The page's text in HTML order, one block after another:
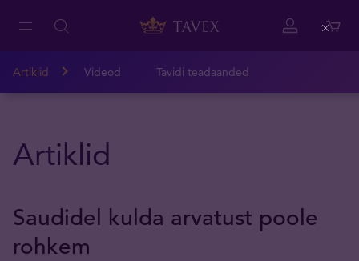
Artiklid Videod Tavidi teadaanded
Artiklid
Saudidel kulda arvatust poole
rohkem
Close